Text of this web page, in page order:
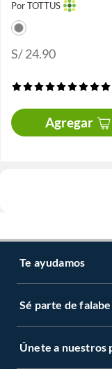
Por TOTTUS
S/ 24.90
Agregar
Te ayudamos
Sé parte de
Únete a nuestros